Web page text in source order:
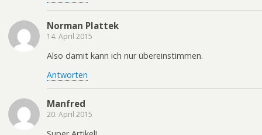
Norman Plattek
14. April 2015
Also damit kann ich nur übereinstimmen.
Antworten
Manfred
20. April 2015